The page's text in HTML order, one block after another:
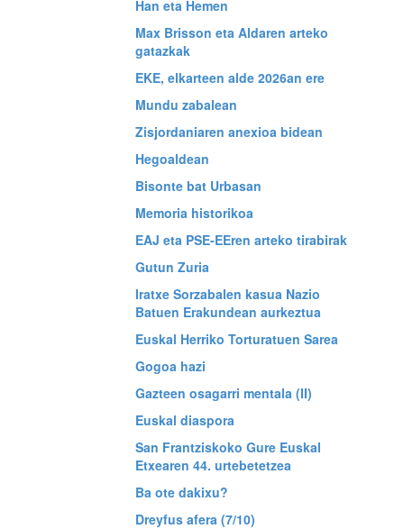
Han eta Hemen
Max Brisson eta Aldaren arteko
gatazkak
EKE, elkarteen alde 2026an ere
Mundu zabalean
Zisjordaniaren anexioa bidean
Hegoaldean
Bisonte bat Urbasan
Memoria historikoa
EAJ eta PSE-EEren arteko tirabirak
Gutun Zuria
Iratxe Sorzabalen kasua Nazio
Batuen Erakundean aurkeztua
Euskal Herriko Torturatuen Sarea
Gogoa hazi
Gazteen osagarri mentala (II)
Euskal diaspora
San Frantziskoko Gure Euskal
Etxearen 44. urtebetetzea
Ba ote dakixu?
Dreyfus afera (7/10)